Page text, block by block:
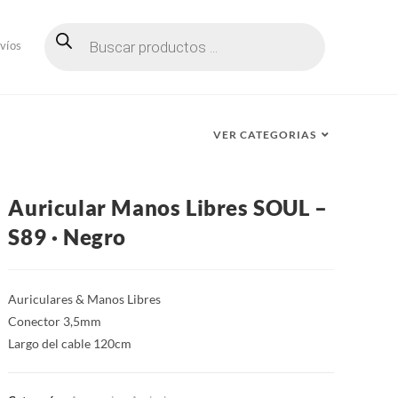
de
productos
VER CATEGORIAS
Auricular Manos Libres SOUL –
S89 · Negro
Auriculares & Manos Libres
Conector 3,5mm
Largo del cable 120cm